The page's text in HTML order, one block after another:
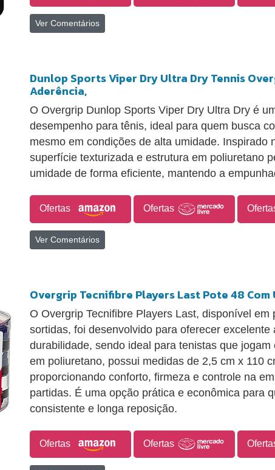
Ver Comentários
Dunlop Sports Viper Dry Ultra Dry Tennis
Aderência,
O Overgrip Dunlop Sports Viper Dry Ultra Dry é
desempenho para tênis, ideal para quem busca
mesmo em condições de alta umidade. Inspirado
superfície texturizada e estrutura em poliuretano
umidade de forma eficiente, mantendo a
Ofertas Ofertas
Ver Comentários
Overgrip Tecnifibre Players Last Pote 48 Com
O Overgrip Tecnifibre Players Last, disponível em
sortidas, foi desenvolvido para oferecer excelente
durabilidade, sendo ideal para tenistas que
em poliuretano, possui medidas de 2,5 cm x 110
proporcionando conforto, firmeza e controle na
partidas. É uma opção prática e econômica para
consistente e longa reposição.
Ofertas Ofertas